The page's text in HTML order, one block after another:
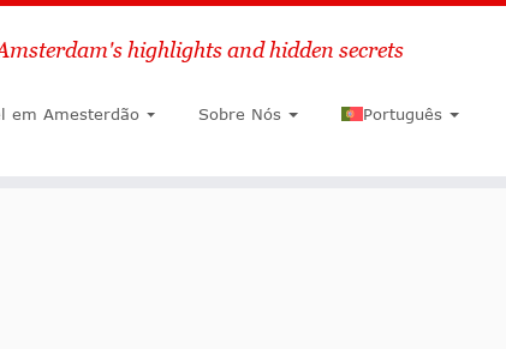
Pesquisar
highlights and hidden secrets
em Amesterdão Sobre Nós Português